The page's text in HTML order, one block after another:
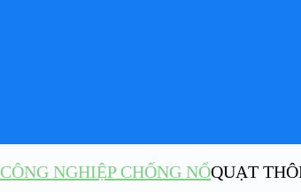
NGHIỆP CHỐNG NỔQUẠT